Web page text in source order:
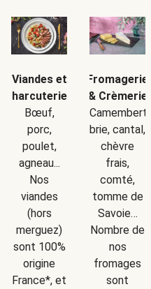
Viandes et
charcuteries
Bœuf,
porc,
poulet,
agneau...
Nos
viandes
(hors
merguez)
sont 100%
origine
France*, et
Fromagerie
& Crèmerie
Camembert,
brie, cantal,
chèvre
frais,
comté,
tomme de
Savoie…
Nombre de
nos
fromages
sont